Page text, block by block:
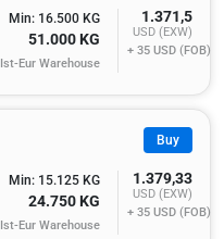
Min: 16.500 KG
51.000 KG
Ist-Eur Warehouse
1.371,5
USD (EXW)
+ 35 USD (FOB)
Buy
Min: 15.125 KG
24.750 KG
Ist-Eur Warehouse
1.379,33
USD (EXW)
+ 35 USD (FOB)